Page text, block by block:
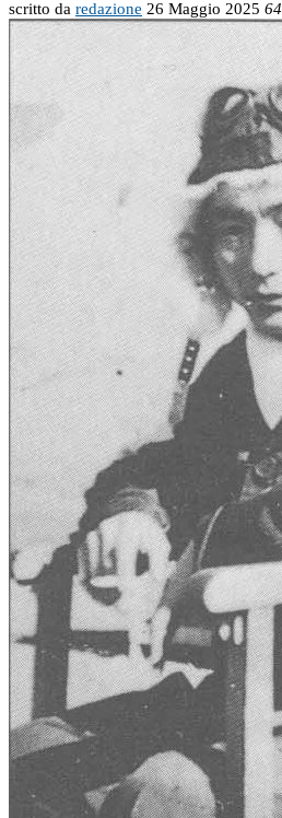
scritto da redazione 26 Maggio 2025 64